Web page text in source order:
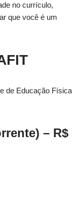
no currículo,
que você é um
de Educação Física
– R$